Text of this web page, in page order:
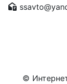
©